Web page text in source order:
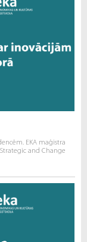
EKA maģistra
and Change